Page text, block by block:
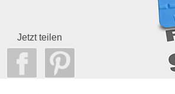
Jetzt teilen